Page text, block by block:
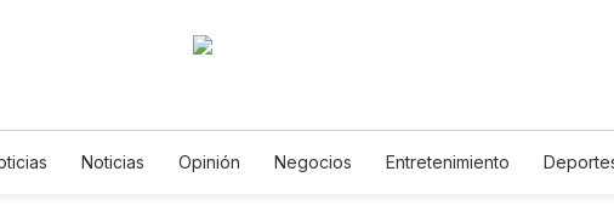
Noticias Opinión Negocios Entretenimiento